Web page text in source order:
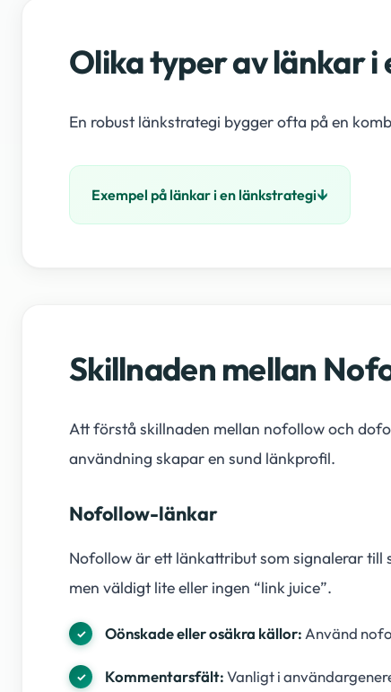
Olika typer av länkar
En robust länkstrategi bygger ofta på en
Exempel på länkar i en länkstrategi
Skillnaden mellan
Att förstå skillnaden mellan nofollow och
användning skapar en sund länkprofil.
Nofollow-länkar
Nofollow är ett länkattribut som signalerar
men väldigt lite eller ingen “link juice”.
Oönskade eller osäkra källor: Använd
Kommentarsfält:Vanligt i